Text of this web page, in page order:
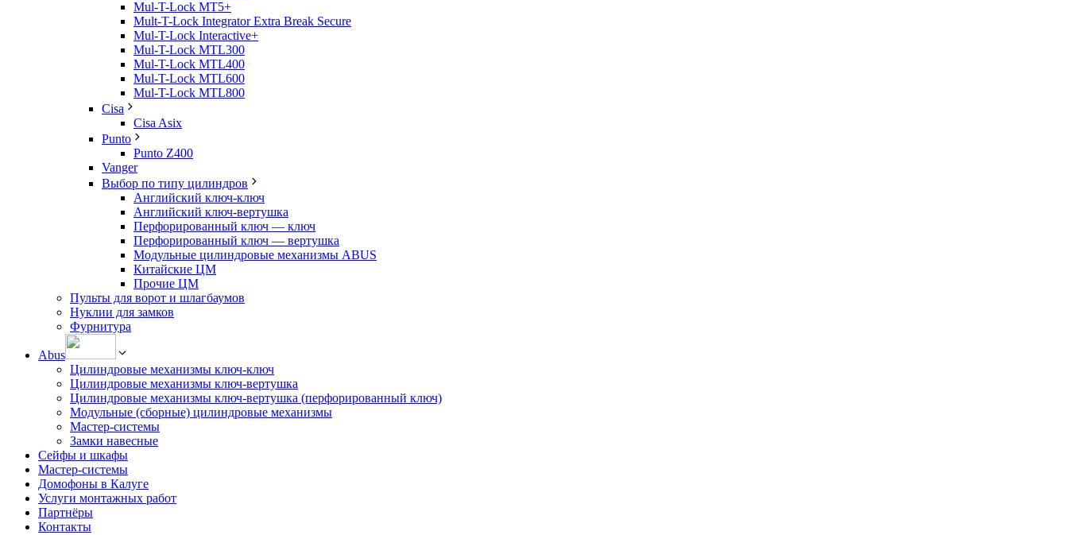
Mul-T-Lock MT5+
Mult-T-Lock Integrator Extra Break Secure
Mul-T-Lock Interactive+
Mul-T-Lock MTL300
Mul-T-Lock MTL400
Mul-T-Lock MTL600
Mul-T-Lock MTL800
Cisa
Cisa Asix
Punto
Punto Z400
Vanger
Выбор по типу цилиндров
Английский ключ-ключ
Английский ключ-вертушка
Перфорированный ключ — ключ
Перфорированный ключ — вертушка
Модульные цилиндровые механизмы ABUS
Китайские ЦМ
Прочие ЦМ
Пульты для ворот и шлагбаумов
Нуклии для замков
Фурнитура
Abus
Цилиндровые механизмы ключ-ключ
Цилиндровые механизмы ключ-вертушка
Цилиндровые механизмы ключ-вертушка (перфорированный ключ)
Модульные (сборные) цилиндровые механизмы
Мастер-системы
Замки навесные
Сейфы и шкафы
Мастер-системы
Домофоны в Калуге
Услуги монтажных работ
Партнёры
Контакты